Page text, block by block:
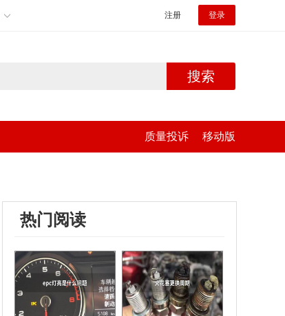
注册 登录
搜索
质量投诉 移动版
热门阅读